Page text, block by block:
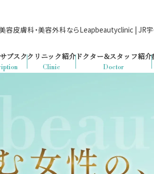
容皮膚科・美容外科ならLeapbeautyclinic | JR
ブスク
Clinic
クリニック紹介
Doctor
ドクター&スタッフ紹介